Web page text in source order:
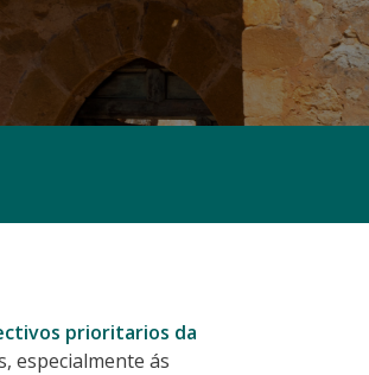
prioritarios da
especialmente ás